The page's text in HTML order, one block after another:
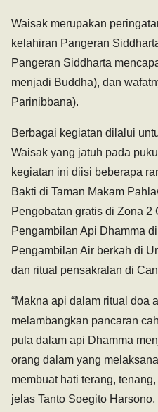
Waisak merupakan
kelahiran Pangeran
Pangeran Siddharta
menjadi Buddha), dan
Parinibbana).
Berbagai kegiatan dilalui
Waisak yang jatuh pada
kegiatan ini diisi beberapa
Bakti di Taman Makam
Pengobatan gratis di Zona 2
Pengambilan Api Dhamma
Pengambilan Air berkah di
dan ritual pensakralan di
“Makna api dalam ritual doa
melambangkan pancaran
pula dalam api Dhamma
orang dalam yang
membuat hati terang,
jelas Tanto Soegito